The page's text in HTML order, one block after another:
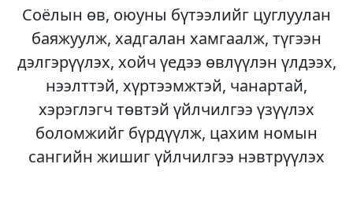
Соёлын өв, оюуны бүтээлийг цуглуулан
баяжуулж, хадгалан хамгаалж, түгээн
дэлгэрүүлэх, хойч үедээ өвлүүлэн үлдээх,
нээлттэй, хүртээмжтэй, чанартай,
хэрэглэгч төвтэй үйлчилгээ үзүүлэх
боломжийг бүрдүүлж, цахим номын
сангийн жишиг үйлчилгээ нэвтрүүлэх